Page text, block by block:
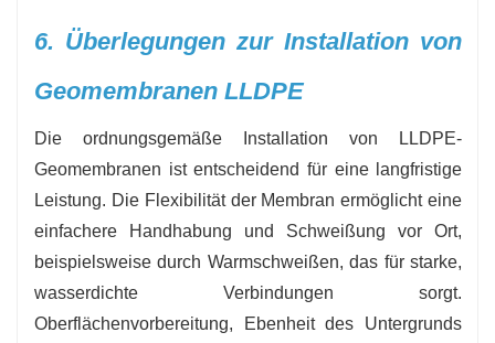
6. Überlegungen zur Installation von
Geomembranen LLDPE
Die ordnungsgemäße Installation von LLDPE-
Geomembranen ist entscheidend für eine langfristige
Leistung. Die Flexibilität der Membran ermöglicht eine
einfachere Handhabung und Schweißung vor Ort,
beispielsweise durch Warmschweißen, das für starke,
wasserdichte Verbindungen sorgt.
Oberflächenvorbereitung, Ebenheit des Untergrunds